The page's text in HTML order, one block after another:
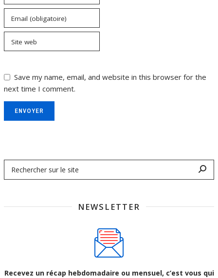
Email (obligatoire)
Site web
Save my name, email, and website in this browser for the
next time I comment.
ENVOYER
NEWSLETTER
Recevez un récap hebdomadaire ou mensuel, c’est vous qui